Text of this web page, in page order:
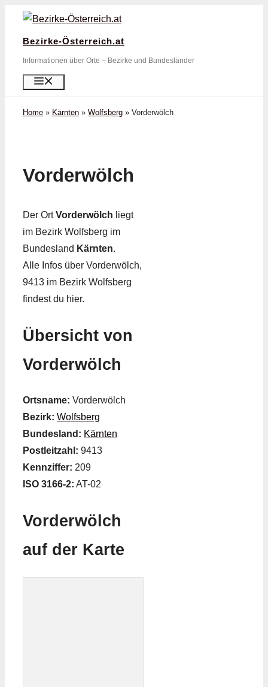
Zum
springen
Bezirke-Österreich.at
Informationen über Orte – Bezirke und Bundesländer
Home » Kärnten » Wolfsberg » Vorderwölch
Vorderwölch
Der OrtVorderwölch liegt
im Bezirk Wolfsberg im
Bundesland Kärnten.
Alle Infos über Vorderwölch,
9413 im Bezirk Wolfsberg
findest du hier.
Übersicht von
Vorderwölch
Ortsname: Vorderwölch
Bezirk: Wolfsberg
Bundesland: Kärnten
Postleitzahl: 9413
Kennziffer: 209
ISO 3166-2: AT-02
Vorderwölch
auf der Karte